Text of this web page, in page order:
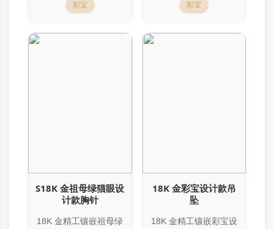
彩宝 彩宝
S18K 金祖母绿猫眼设
计款胸针
18K 金精工镶嵌祖母绿
18K 金彩宝设计款吊
坠
18K 金精工镶嵌彩宝设